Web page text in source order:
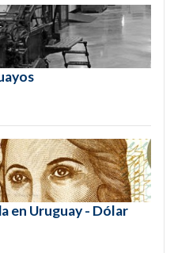
en Uruguay - Dólar